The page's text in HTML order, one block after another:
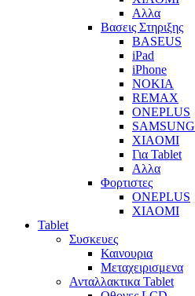
Αλλα
Βασεις Στηριξης
BASEUS
iPad
iPhone
NOKIA
REMAX
ONEPLUS
SAMSUNG
XIAOMI
Για Tablet
Αλλα
Φορτιστες
ONEPLUS
XIAOMI
Tablet
Συσκευες
Καινουρια
Μεταχειρισμενα
Ανταλλακτικα Tablet